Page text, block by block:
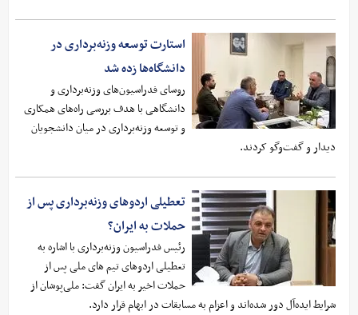
استارت توسعه وزنه‌برداری در
دانشگاه‌ها زده شد
روسای فدراسیون‌های وزنه‌برداری و
دانشگاهی با هدف بررسی راه‌های همکاری
و توسعه وزنه‌برداری در میان دانشجویان
دیدار و گفت‌وگو کردند.
تعطیلی اردوهای وزنه‌برداری پس از
حملات به ایران؟
رئیس فدراسیون وزنه‌برداری با اشاره به
تعطیلی اردوهای تیم های ملی پس از
حملات اخیر به ایران گفت: ملی‌پوشان از
شرایط ایده‌آل دور شده‌اند و اعزام به مسابقات در ابهام قرار دارد.